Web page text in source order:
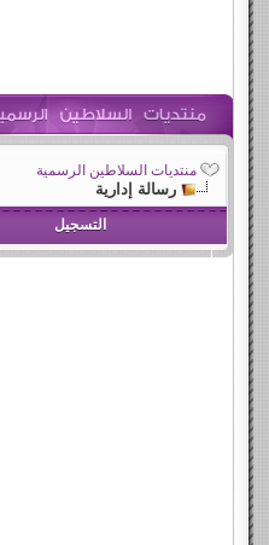
منتديات السلاطين الرسمية
رسالة إدارية
التسجيل